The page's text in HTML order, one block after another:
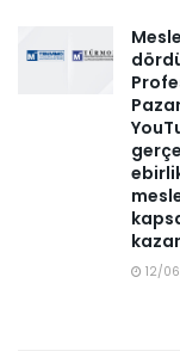
12/